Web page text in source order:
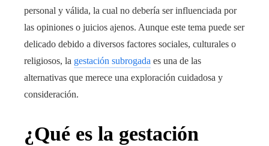
personal y válida, la cual no debería ser influenciada por
las opiniones o juicios ajenos. Aunque este tema puede ser
delicado debido a diversos factores sociales, culturales o
religiosos, la gestación subrogada es una de las
alternativas que merece una exploración cuidadosa y
consideración.
¿Qué es la gestación